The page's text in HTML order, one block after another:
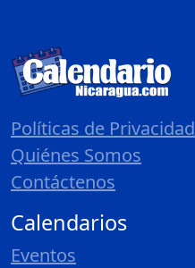
Políticas de Privacidad
Quiénes Somos
Contáctenos
Calendarios
Eventos